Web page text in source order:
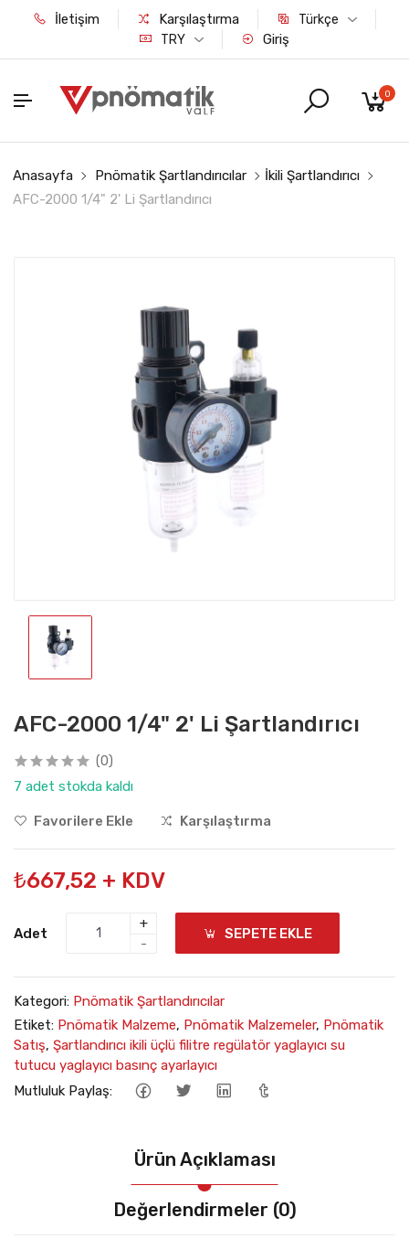
İletişim Karşılaştırma
Türkçe
TRY
Giriş
0
Anasayfa Pnömatik Şartlandırıcılar
İkili Şartlandırıcı
AFC-2000 1/4" 2' Li Şartlandırıcı
AFC-2000 1/4" 2' Li Şartlandırıcı
(0)
7 adet stokda kaldı
Favorilere Ekle Karşılaştırma
₺667,52 + KDV
Adet
+
-
SEPETE EKLE
Kategori: Pnömatik Şartlandırıcılar
Etiket: Pnömatik Malzeme, Pnömatik Malzemeler, Pnömatik
Satış, Şartlandırıcı ikili üçlü filitre regülatör yaglayıcı su
tutucu yaglayıcı basınç ayarlayıcı
Mutluluk Paylaş:
Ürün Açıklaması
Değerlendirmeler (0)